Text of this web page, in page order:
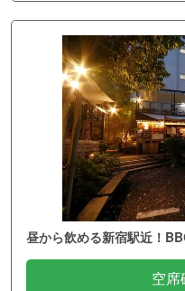
昼から飲める新宿駅近！
空席